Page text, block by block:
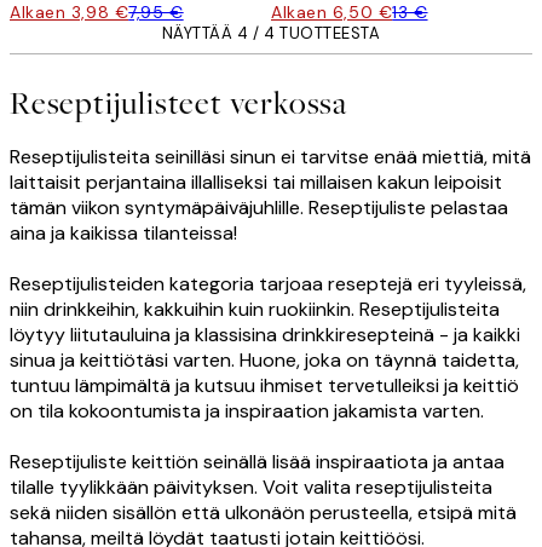
Alkaen 3,98 €7,95 € Alkaen 6,50 €13 €
NÄYTTÄÄ 4 / 4 TUOTTEESTA
Reseptijulisteet verkossa
Reseptijulisteita seinilläsi sinun ei tarvitse enää miettiä, mitä
laittaisit perjantaina illalliseksi tai millaisen kakun leipoisit
tämän viikon syntymäpäiväjuhlille. Reseptijuliste pelastaa
aina ja kaikissa tilanteissa!
Reseptijulisteiden kategoria tarjoaa reseptejä eri tyyleissä,
niin drinkkeihin, kakkuihin kuin ruokiinkin. Reseptijulisteita
löytyy liitutauluina ja klassisina drinkkiresepteinä - ja kaikki
sinua ja keittiötäsi varten. Huone, joka on täynnä taidetta,
tuntuu lämpimältä ja kutsuu ihmiset tervetulleiksi ja keittiö
on tila kokoontumista ja inspiraation jakamista varten.
Reseptijuliste keittiön seinällä lisää inspiraatiota ja antaa
tilalle tyylikkään päivityksen. Voit valita reseptijulisteita
sekä niiden sisällön että ulkonäön perusteella, etsipä mitä
tahansa, meiltä löydät taatusti jotain keittiöösi.